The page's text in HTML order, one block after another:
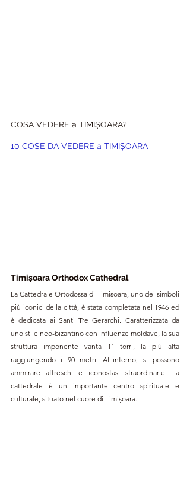
COSA VEDERE a TIMIȘOARA?
10 COSE DA VEDERE a TIMIȘOARA
Timișoara Orthodox Cathedral
La Cattedrale Ortodossa di Timișoara, uno dei simboli
più iconici della città, è stata completata nel 1946 ed
è dedicata ai Santi Tre Gerarchi. Caratterizzata da
uno stile neo-bizantino con influenze moldave, la sua
struttura imponente vanta 11 torri, la più alta
raggiungendo i 90 metri. All'interno, si possono
ammirare affreschi e iconostasi straordinarie. La
cattedrale è un importante centro spirituale e
culturale, situato nel cuore di Timișoara.